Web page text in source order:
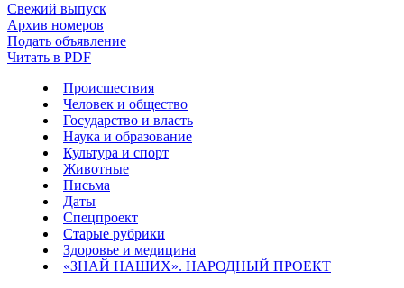
Свежий выпуск
Архив номеров
Подать объявление
Читать в PDF
Происшествия
Человек и общество
Государство и власть
Наука и образование
Культура и спорт
Животные
Письма
Даты
Спецпроект
Старые рубрики
Здоровье и медицина
«ЗНАЙ НАШИХ». НАРОДНЫЙ ПРОЕКТ